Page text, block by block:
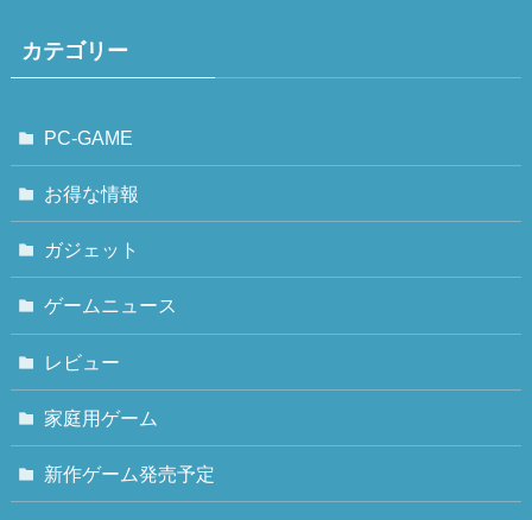
カテゴリー
PC-GAME
お得な情報
ガジェット
ゲームニュース
レビュー
家庭用ゲーム
新作ゲーム発売予定